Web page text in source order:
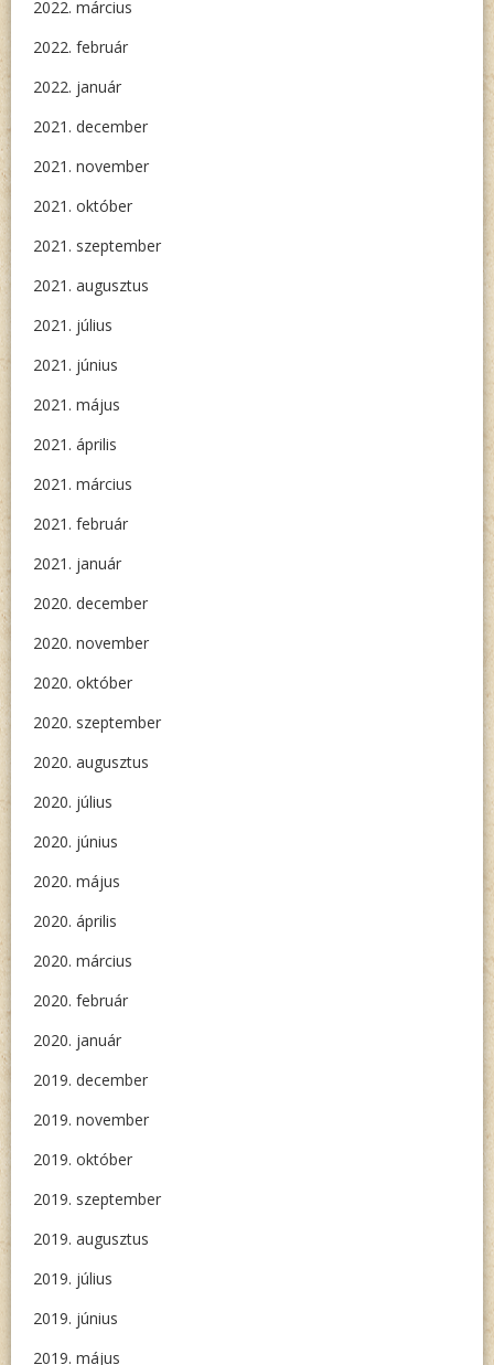
2022. március
2022. február
2022. január
2021. december
2021. november
2021. október
2021. szeptember
2021. augusztus
2021. július
2021. június
2021. május
2021. április
2021. március
2021. február
2021. január
2020. december
2020. november
2020. október
2020. szeptember
2020. augusztus
2020. július
2020. június
2020. május
2020. április
2020. március
2020. február
2020. január
2019. december
2019. november
2019. október
2019. szeptember
2019. augusztus
2019. július
2019. június
2019. május